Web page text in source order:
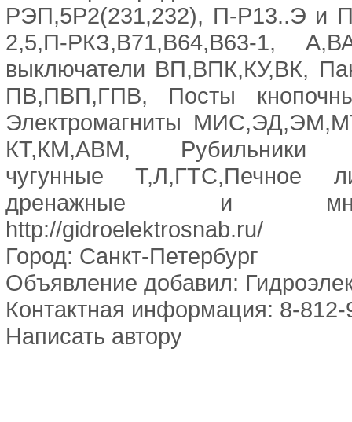
РЭП,5Р2(231,232), П-Р13..Э и
2,5,П-РКЗ,В71,В64,В63-1,
выключатели ВП,ВПК,КУ,ВК,
ПВ,ПВП,ГПВ, Посты
Электромагниты
КТ,КМ,АВМ, Рубильники
чугунные Т,Л,ГТС,Печное
дренажные и
http://gidroelektrosnab.ru/
Город: Санкт-Петербург
Объявление добавил:
Контактная информация: 8-
Написать автору